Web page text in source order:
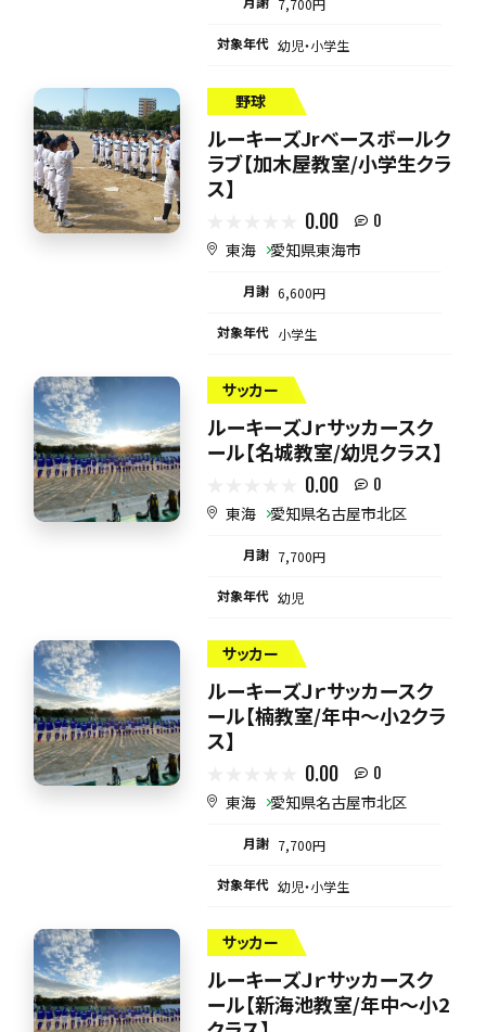
7,700円
対象年代 幼児・小学生
野球
ルーキーズJrベースボールク
ラブ【加木屋教室/小学生クラ
ス】
0.00 0
東海 愛知県東海市
月謝 6,600円
対象年代 小学生
サッカー
ルーキーズＪｒサッカースク
ール【名城教室/幼児クラス】
0.00 0
東海 愛知県名古屋市北区
月謝 7,700円
対象年代 幼児
サッカー
ルーキーズＪｒサッカースク
ール【楠教室/年中～小2クラ
ス】
0.00 0
東海 愛知県名古屋市北区
月謝 7,700円
対象年代 幼児・小学生
サッカー
ルーキーズＪｒサッカースク
ール【新海池教室/年中～小2